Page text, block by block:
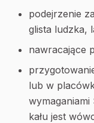
podejrzenie
glista ludzka,
nawracające
lub w
wymaganiami
kału jest